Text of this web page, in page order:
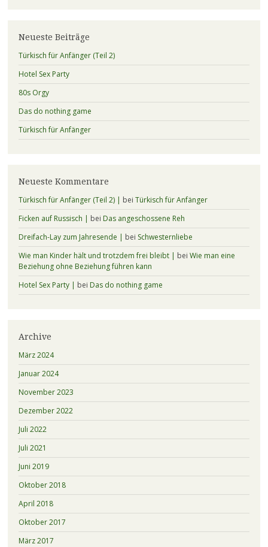
Neueste Beiträge
Türkisch für Anfänger (Teil 2)
Hotel Sex Party
80s Orgy
Das do nothing game
Türkisch für Anfänger
Neueste Kommentare
Türkisch für Anfänger (Teil 2) | bei Türkisch für Anfänger
Ficken auf Russisch | bei Das angeschossene Reh
Dreifach-Lay zum Jahresende | bei Schwesternliebe
Wie man Kinder hält und trotzdem frei bleibt | bei Wie man eine
Beziehung ohne Beziehung führen kann
Hotel Sex Party | bei Das do nothing game
Archive
März 2024
Januar 2024
November 2023
Dezember 2022
Juli 2022
Juli 2021
Juni 2019
Oktober 2018
April 2018
Oktober 2017
März 2017